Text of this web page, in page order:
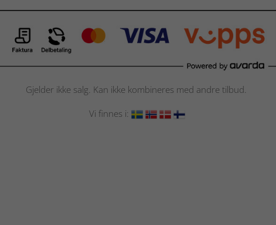
Gjelder ikke salg. Kan ikke kombineres med andre tilbud.
Vi finnes i: